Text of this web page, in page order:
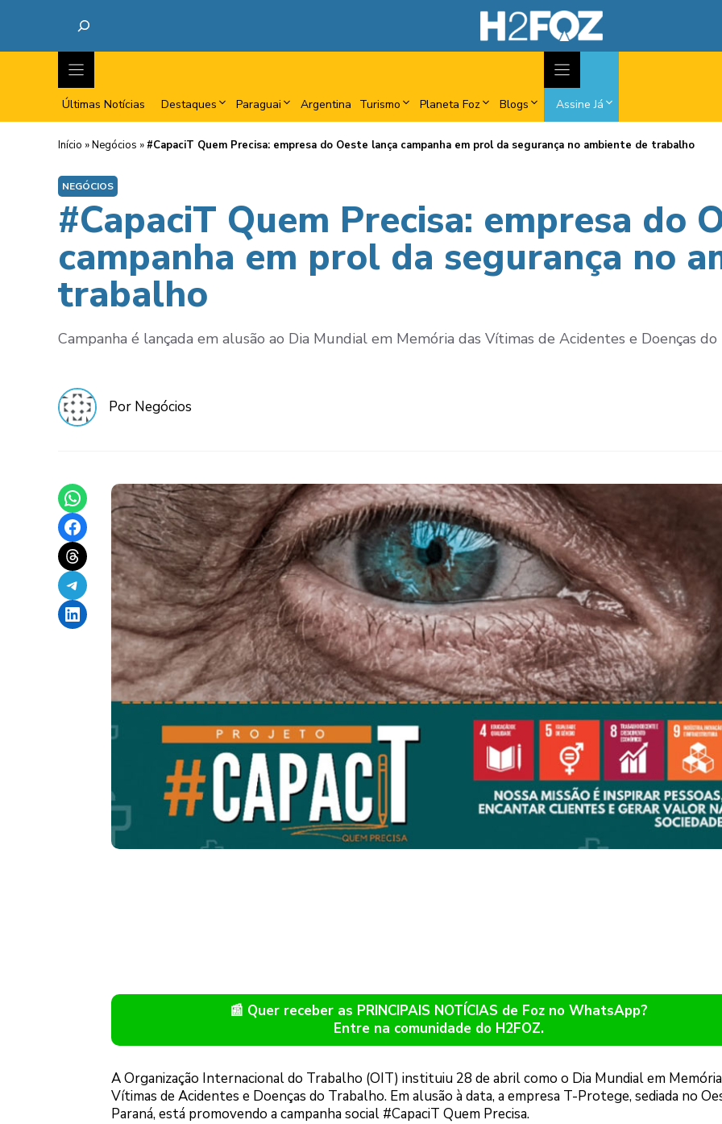
Últimas Notícias Destaques Paraguai Argentina Turismo Planeta Foz Blogs Assine Já
Início »Negócios » #CapaciT Quem Precisa: empresa do Oeste lança campanha em prol da segurança no ambiente de trabalho
NEGÓCIOS
#CapaciT Quem Precisa: empresa do
campanha em prol da segurança no
trabalho
Campanha é lançada em alusão ao Dia Mundial em Memória das Vítimas de Acidentes e Doenças
Por Negócios
Share on WhatsApp
Share on Facebook
Share on Threads
Share on Telegram
Share on LinkedIn
📰 Quer receber as PRINCIPAIS NOTÍCIAS de Foz no WhatsApp?
Entre na comunidade do H2FOZ.
A Organização Internacional do Trabalho (OIT) instituiu 28 de abril como o Dia Mundial em
Vítimas de Acidentes e Doenças do Trabalho. Em alusão à data, a empresa T-Protege, sediada no
Paraná, está promovendo a campanha social #CapaciT Quem Precisa.